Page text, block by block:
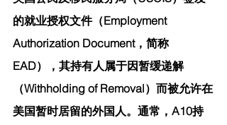
的就业授权文件（Employment
Authorization Document，简称
EAD），其持有人属于因暂缓递解
（Withholding of Removal）而被允许在
美国暂时居留的外国人。通常，A10持